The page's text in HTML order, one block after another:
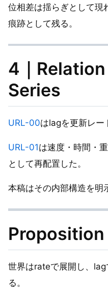
位相差は揺らぎとして現
痕跡として残る。
4｜
Series
URL-00はlagを更新レー
URL-01は速度・時間・
として再配置した。
本稿はその内部構造を明
Proposition
世界はrateで展開し、
る。